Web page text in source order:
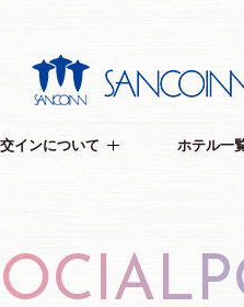
インについて ホテル一